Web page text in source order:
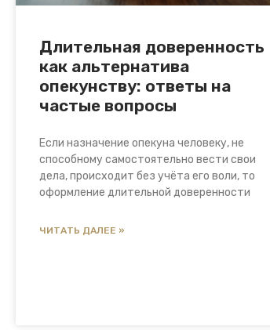
Длительная доверенность
как альтернатива
опекунству: ответы на
частые вопросы
Если назначение опекуна человеку, не
способному самостоятельно вести свои
дела, происходит без учёта его воли, то
оформление длительной доверенности
ЧИТАТЬ ДАЛЕЕ »